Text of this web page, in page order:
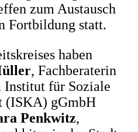
zum Austausch
Fortbildung statt.
haben
, Fachberaterin
Institut für Soziale
(ISKA) gGmbH
Penkwitz,